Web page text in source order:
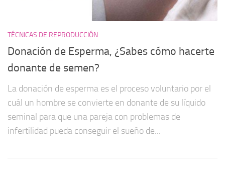
TÉCNICAS DE REPRODUCCIÓN
Donación de Esperma, ¿Sabes cómo hacerte
donante de semen?
La donación de esperma es el proceso voluntario por el
cuál un hombre se convierte en donante de su líquido
seminal para que una pareja con problemas de
infertilidad pueda conseguir el sueño de...